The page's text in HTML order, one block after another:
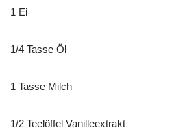
1 Ei
1/4 Tasse Öl
1 Tasse Milch
1/2 Teelöffel Vanilleextrakt